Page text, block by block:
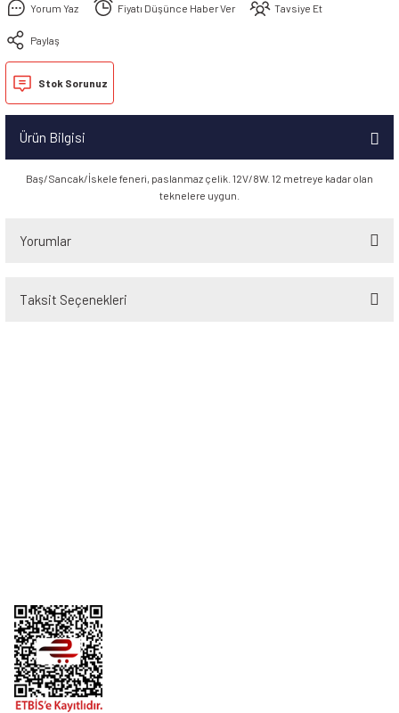
Yorum Yaz Fiyatı Düşünce Haber Ver Tavsiye Et
Paylaş
Stok Sorunuz
Ürün Bilgisi
Baş/Sancak/İskele feneri, paslanmaz çelik. 12V/8W. 12 metreye kadar olan
teknelere uygun.
Yorumlar
Taksit Seçenekleri